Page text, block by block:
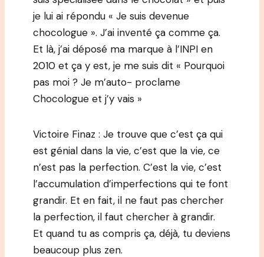
je lui ai répondu « Je suis devenue
chocologue ». J’ai inventé ça comme ça.
Et là, j’ai déposé ma marque à l’INPI en
2010 et ça y est, je me suis dit « Pourquoi
pas moi ? Je m’auto- proclame
Chocologue et j’y vais »
Victoire Finaz : Je trouve que c’est ça qui
est génial dans la vie, c’est que la vie, ce
n’est pas la perfection. C’est la vie, c’est
l’accumulation d’imperfections qui te font
grandir. Et en fait, il ne faut pas chercher
la perfection, il faut chercher à grandir.
Et quand tu as compris ça, déjà, tu deviens
beaucoup plus zen.